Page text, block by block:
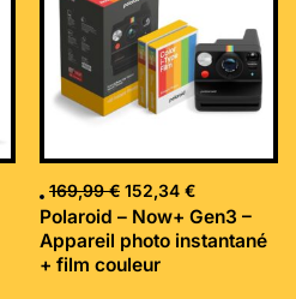
169,99€
169,99 €.
152,34 €
Polaroid – Now+ Gen3 –
Appareil photo instantané
+ film couleur